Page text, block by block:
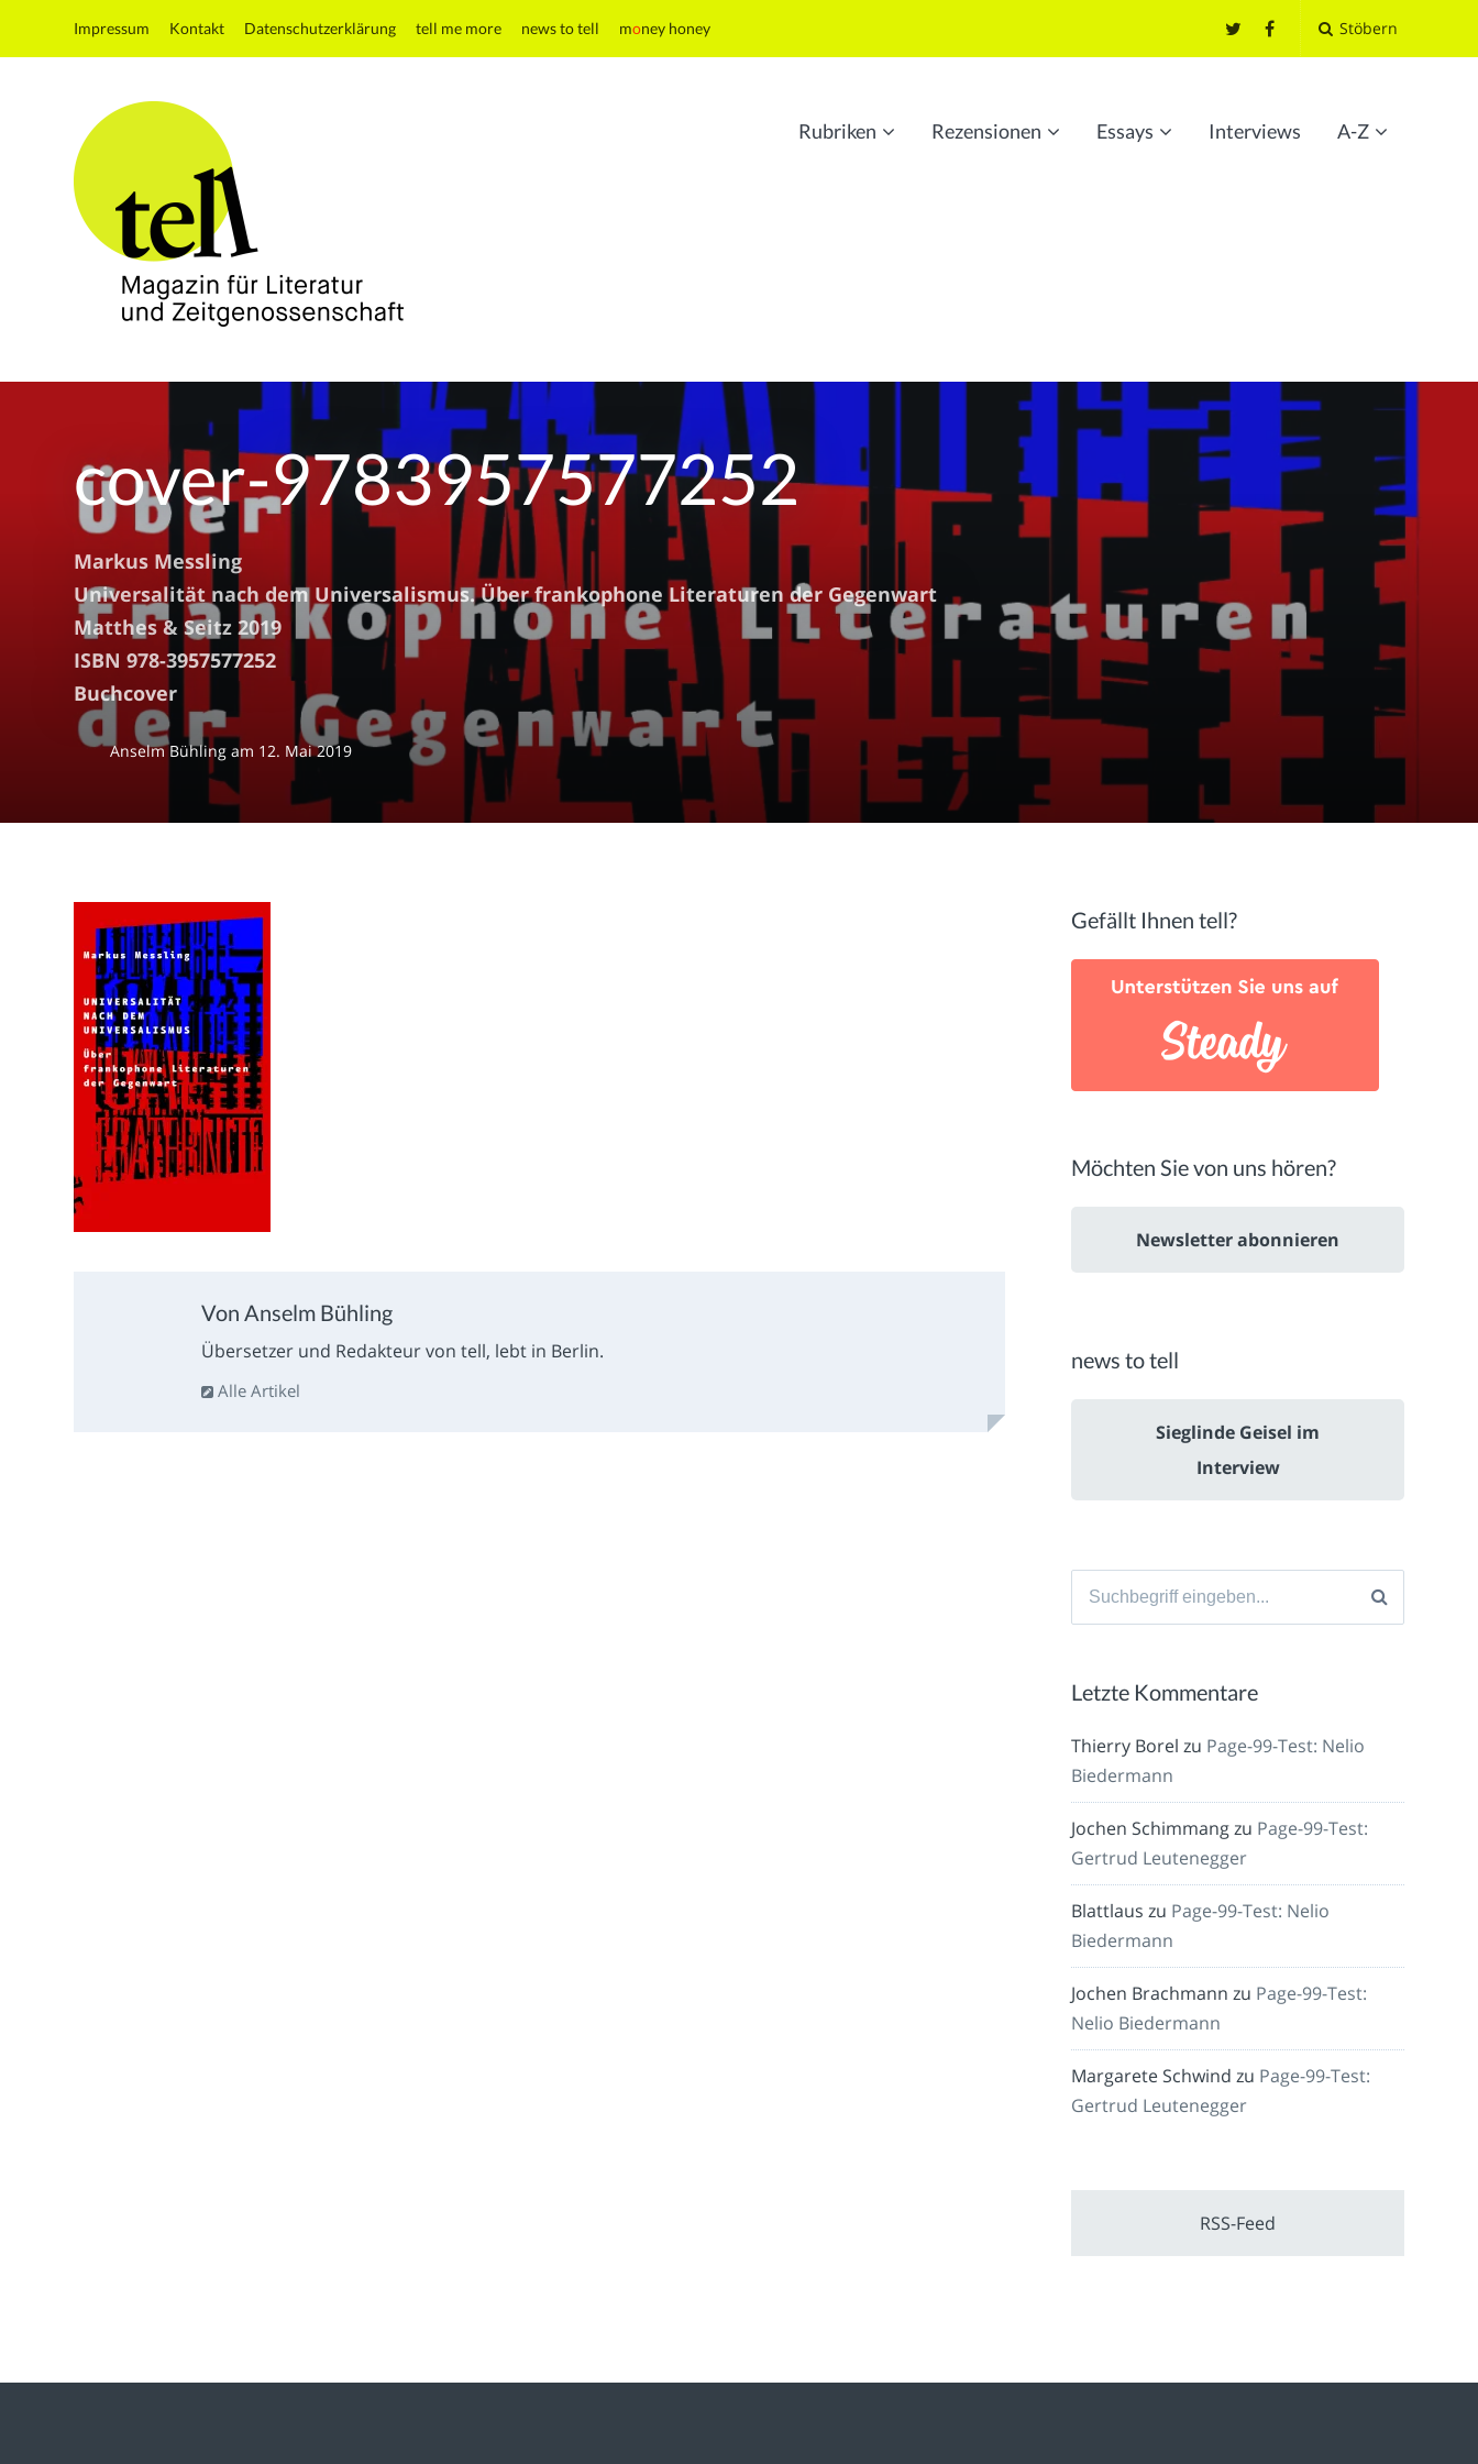
Impressum Kontakt Datenschutzerklärung tell me more news to tell money honey Stöbern
und
Zeitgenossenschaft
Rubriken Rezensionen Essays Interviews A-Z
cover-9783957577252
Markus Messling
Universalität nach dem Universalismus. Über frankophone Literaturen der Gegenwart
Matthes & Seitz 2019
ISBN 978-3957577252
Buchcover
Anselm Bühlingam 12. Mai 2019
Von Anselm Bühling
Übersetzer und Redakteur von tell, lebt in Berlin.
Alle Artikel
Gefällt Ihnen tell?
Möchten Sie von uns hören?
Newsletter abonnieren
news to tell
Sieglinde Geisel im
Interview
Suche
Letzte Kommentare
Thierry Borel zu Page-99-Test: Nelio
Biedermann
Jochen Schimmangzu Page-99-Test:
Gertrud Leutenegger
Blattlaus zu Page-99-Test: Nelio
Biedermann
Jochen Brachmann zu Page-99-Test:
Nelio Biedermann
Margarete Schwind zu Page-99-Test:
Gertrud Leutenegger
RSS-Feed